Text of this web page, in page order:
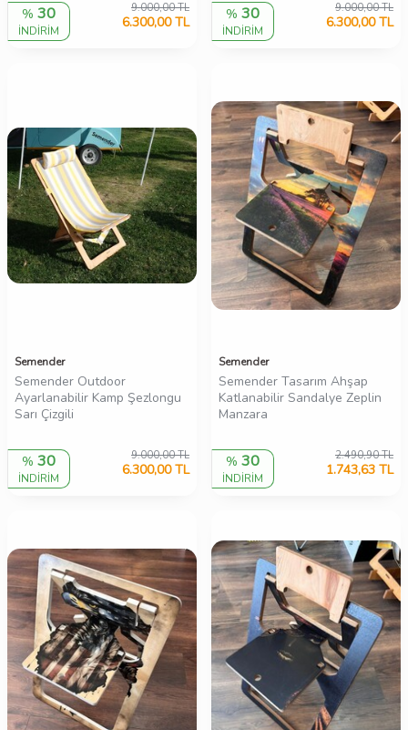
%30
İNDİRİM
9.000,00TL
6.300,00TL %30
İNDİRİM
9.000,00TL
6.300,00TL
Semender
Semender Outdoor
Ayarlanabilir Kamp Şezlongu
Sarı Çizgili
%30
İNDİRİM
9.000,00TL
6.300,00TL
Semender
Semender Tasarım Ahşap
Katlanabilir Sandalye Zeplin
Manzara
%30
İNDİRİM
2.490,90TL
1.743,63TL